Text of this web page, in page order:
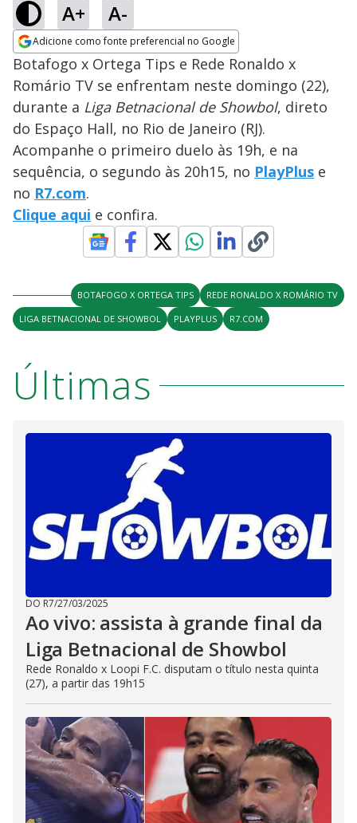
A+ A-
Adicione como fonte preferencial no Google
Opens in new window
Botafogo x Ortega Tips e Rede Ronaldo x
Romário TV se enfrentam neste domingo (22),
durante a Liga Betnacional de Showbol, direto
do Espaço Hall, no Rio de Janeiro (RJ).
Acompanhe o primeiro duelo às 19h, e na
sequência, o segundo às 20h15, no PlayPlus e
no R7.com.
Clique aqui e confira.
BOTAFOGO X ORTEGA TIPS
REDE RONALDO X ROMÁRIO TV
LIGA BETNACIONAL DE SHOWBOL
PLAYPLUS R7.COM
Últimas
DO R7/27/03/2025
Ao vivo: assista à grande final da
Liga Betnacional de Showbol
Rede Ronaldo x Loopi F.C. disputam o título nesta quinta
(27), a partir das 19h15